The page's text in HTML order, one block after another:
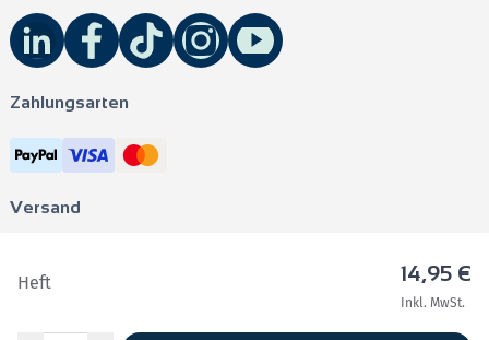
Heft 14,95 €
Inkl. MwSt.
Zahlungsarten
Versand
Impressum •Datenschutz•Barrierefreiheit